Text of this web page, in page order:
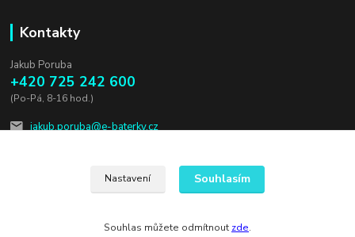
Kontakty
Jakub Poruba
+420 725 242 600
(Po-Pá, 8-16 hod.)
jakub.poruba@e-baterky.cz
Nastavení Souhlasím
Souhlas můžete odmítnout zde.